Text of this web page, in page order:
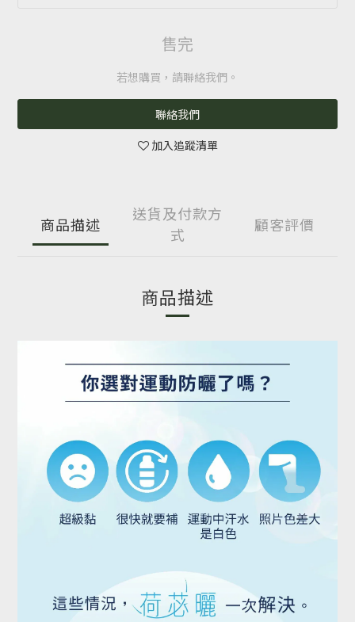
售完
若想購買，請聯絡我們。
聯絡我們
加入追蹤清單
商品描述
送貨及付款方
式
顧客評價
商品描述